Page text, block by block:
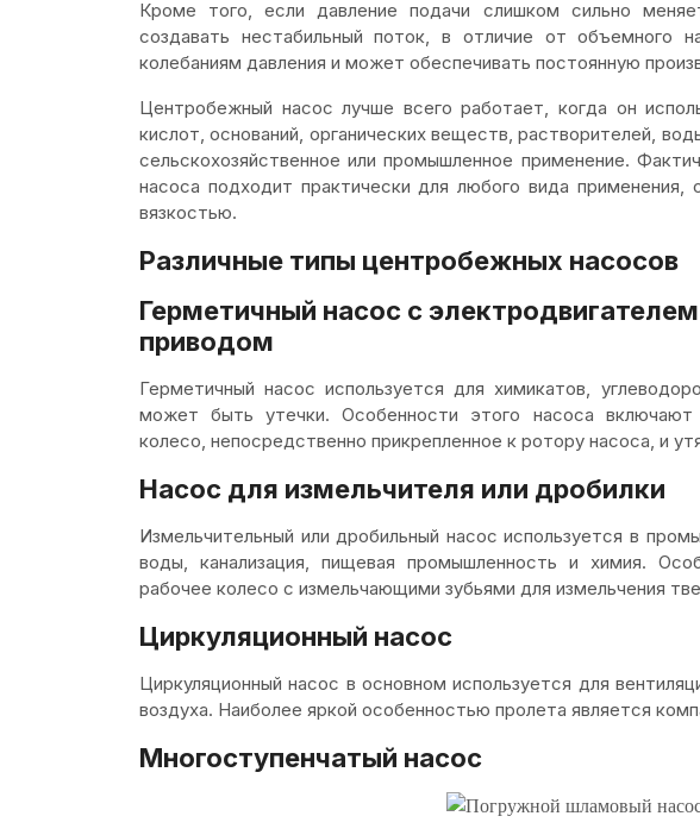
Кроме того, если давление подачи слишком сильно
создавать нестабильный поток, в отличие от объемного
колебаниям давления и может обеспечивать постоянную
Центробежный насос лучше всего работает, когда он
кислот, оснований, органических веществ, растворителей,
сельскохозяйственное или промышленное применение.
насоса подходит практически для любого вида применения,
вязкостью.
Различные типы центробежных насосов
Герметичный насос с
приводом
Герметичный насос используется для химикатов,
может быть утечки. Особенности этого насоса включают
колесо, непосредственно прикрепленное к ротору насоса, и
Насос для измельчителя или дробилки
Измельчительный или дробильный насос используется в
воды, канализация, пищевая промышленность и химия.
рабочее колесо с измельчающими зубьями для измельчения
Циркуляционный насос
Циркуляционный насос в основном используется для
воздуха. Наиболее яркой особенностью пролета является
Многоступенчатый насос